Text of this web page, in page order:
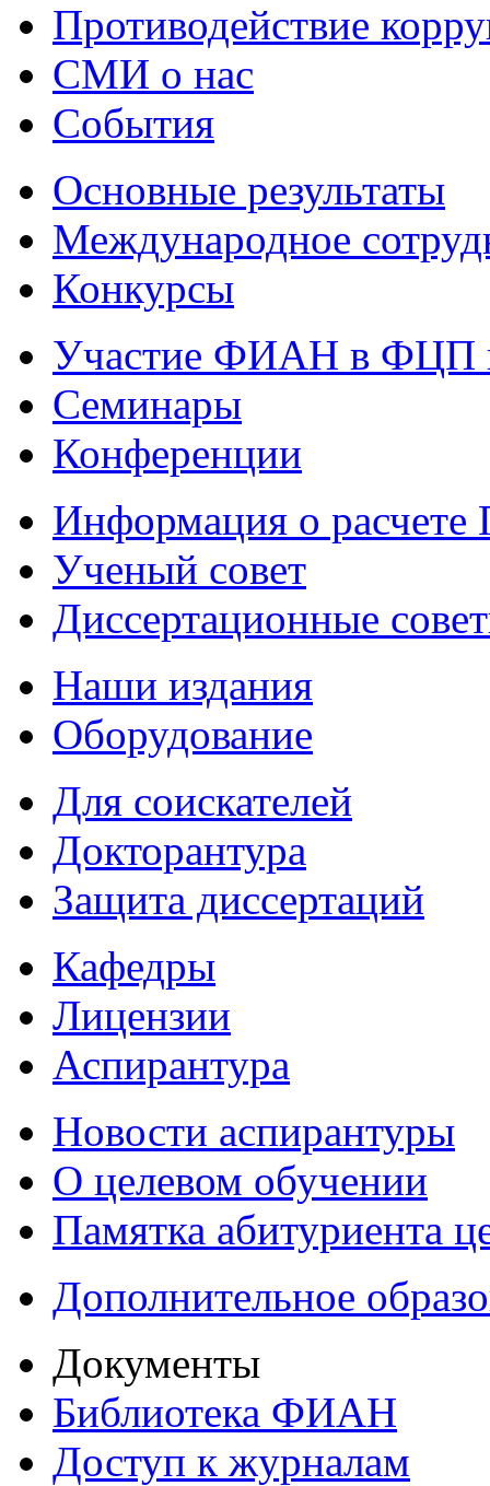
Противодействие
СМИ о нас
События
Основные результаты
Международное
Конкурсы
Участие ФИАН в ФЦП
Семинары
Конференции
Информация о
Ученый совет
Диссертационные
Наши издания
Оборудование
Для соискателей
Докторантура
Защита диссертаций
Кафедры
Лицензии
Аспирантура
Новости аспирантуры
О целевом обучении
Памятка абитуриента
Дополнительное
Документы
Библиотека ФИАН
Доступ к журналам